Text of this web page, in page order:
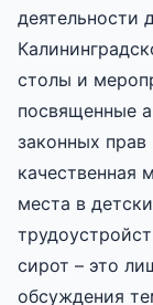
деятельности
столы и
посвященные
законных
качественная
места в
сирот – это
обсуждения